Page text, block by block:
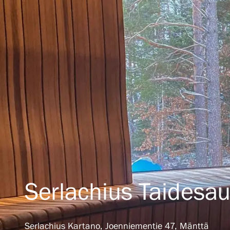
Serlachius
Serlachius Kartano, Joenniementie 47, Mänttä